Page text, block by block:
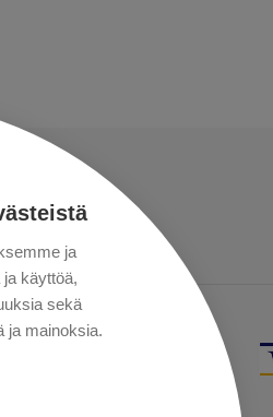
ja
käyttöä,
sekä
ja mainoksia.